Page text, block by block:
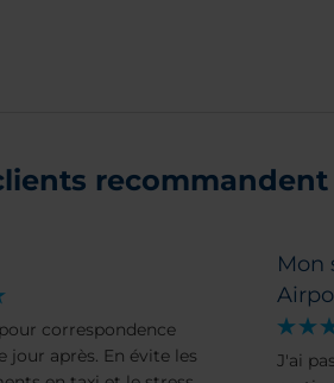
correspondence
En évite les
Mon
J'ai